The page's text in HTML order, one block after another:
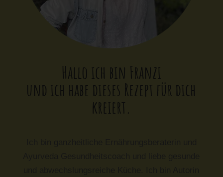
Hallo ich bin Franzi
und ich habe dieses Rezept für dich
kreiert.